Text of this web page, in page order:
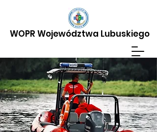
WOPR Województwa Lubuskiego
Wesprzyj teraz JAK POMÓC